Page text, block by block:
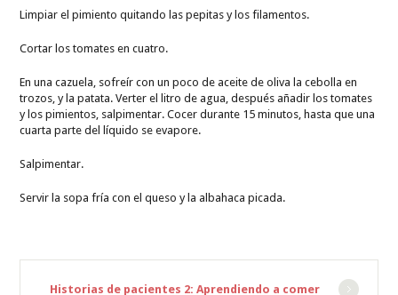
Limpiar el pimiento quitando las pepitas y los filamentos.
Cortar los tomates en cuatro.
En una cazuela, sofreír con un poco de aceite de oliva la cebolla en
trozos, y la patata. Verter el litro de agua, después añadir los tomates
y los pimientos, salpimentar. Cocer durante 15 minutos, hasta que una
cuarta parte del líquido se evapore.
Salpimentar.
Servir la sopa fría con el queso y la albahaca picada.
Historias de pacientes 2: Aprendiendo a comer